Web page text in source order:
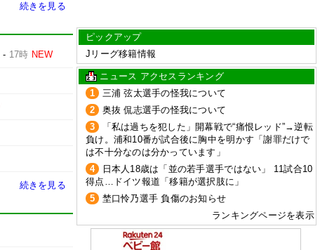
続きを見る
- 17時 NEW
続きを見る
ピックアップ
Jリーグ移籍情報
ニュース アクセスランキング
1
三浦 弦太選手の怪我について
2
奥抜 侃志選手の怪我について
3
「私は過ちを犯した」開幕戦で“痛恨レッド”→逆転
負け。浦和10番が試合後に胸中を明かす「謝罪だけで
は不十分なのは分かっています」
4
日本人18歳は「並の若手選手ではない」 11試合10
得点…ドイツ報道「移籍が選択肢に」
5
埜口怜乃選手 負傷のお知らせ
ランキングページを表示